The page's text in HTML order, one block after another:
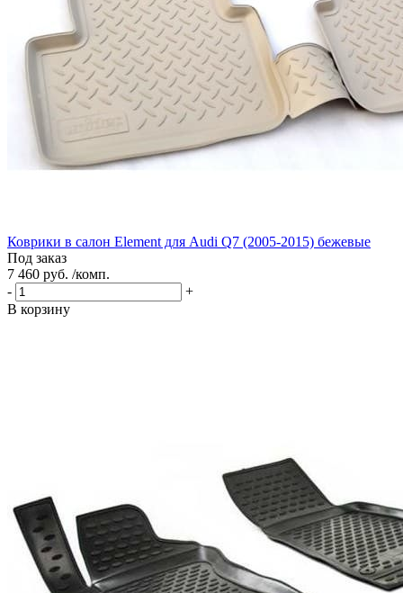
Коврики в салон Element для Audi Q7 (2005-2015) бежевые
Под заказ
7 460 руб. /комп.
-
+
В корзину